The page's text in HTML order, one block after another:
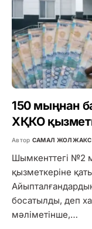
150 мыңнан
ХҚКО
Автор САМАЛ
Шымкенттегі №2
қызметкеріне
босатылды, деп
мәліметінше,…